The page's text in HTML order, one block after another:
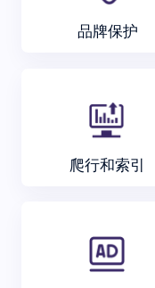
品牌保护
爬行和索引